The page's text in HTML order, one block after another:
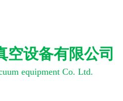
空设备有限公司
equipment Co. Ltd.